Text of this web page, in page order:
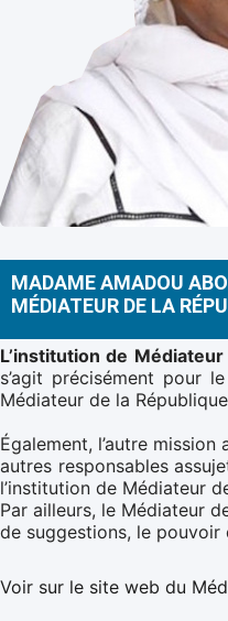
MADAME AMADOU
MÉDIATEUR DE LA
L’institution de
s’agit précisément pour
Médiateur de la
Également, l’autre
autres responsables
l’institution de Médiateur
Par ailleurs, le Médiateur
de suggestions, le pouvoir
Voir sur le site web du